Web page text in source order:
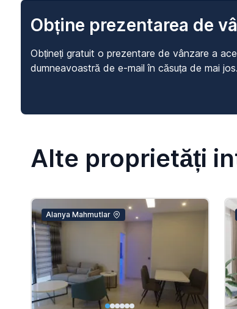
Obține prezentarea de
Obțineți gratuit o prezentare de vânzare a
dumneavoastră de e-mail în căsuța de mai jos.
Alte proprietăți
Alanya Mahmutlar